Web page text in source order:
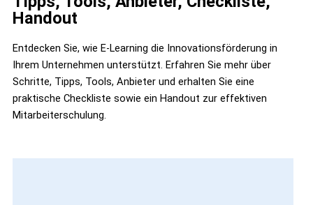
Handout
Entdecken Sie, wie E-Learning die Innovationsförderung in
Ihrem Unternehmen unterstützt. Erfahren Sie mehr über
Schritte, Tipps, Tools, Anbieter und erhalten Sie eine
praktische Checkliste sowie ein Handout zur effektiven
Mitarbeiterschulung.